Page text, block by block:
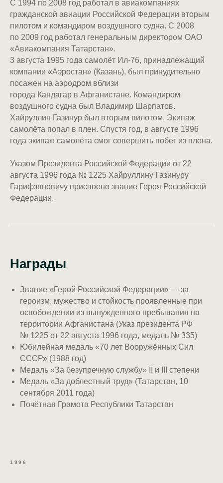
С 1994 по 2008 год работал в авиакомпаниях
гражданской авиации Российской Федерации вторым
пилотом и командиром воздушного судна. C 2008
по 2009 год работал генеральным директором ОАО
«Авиакомпания Татарстан».
3 августа 1995 года самолёт Ил-76, принадлежащий
компании «Аэростан» (Казань), был принудительно
посажен на аэродром вблизи
города Кандагар в Афганистане. Командиром
воздушного судна был Владимир Шарпатов.
Хайруллин Газинур был вторым пилотом. Экипаж
самолёта попал в плен. Спустя год, в августе 1996
года экипаж самолёта смог совершить побег из плена.
Указом Президента Российской Федерации от 22
августа 1996 года № 1225 Хайруллину Газинуру
Гарифзяновичу присвоено звание Героя Российской
Федерации.
Награды
Звание «Герой Российской Федерации» — за
героизм, мужество и стойкость проявленные при
освобождении из вынужденного пребывания на
территории Афганистана (Указ президента РФ
№ 1225 от 22 августа 1996 года, медаль № 335)
Юбилейная медаль «70 лет Вооружённых Сил
СССР» (1988 год)
Медаль «За безупречную службу» II и III степени
Медаль «За доблестный труд» (Татарстан, 10
сентября 2011 года)
Почётная Грамота Республики Татарстан
1996